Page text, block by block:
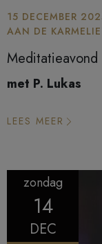
15 DECEMBER
AAN DE
Meditatieavond
met P. Lukas
LEES MEER
zondag
14
DEC